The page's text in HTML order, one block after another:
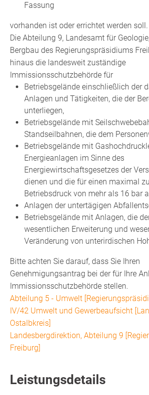
Fassung
vorhanden ist oder errichtet werden soll.
Die Abteilung 9, Landesamt für
Bergbau des Regierungspräsidiums
hinaus die landesweit zuständige
Immissionsschutzbehörde für
Betriebsgelände einschließlich der
Anlagen und Tätigkeiten, die der
unterliegen,
Betriebsgelände mit
Standseilbahnen, die dem
Betriebsgelände mit
Energieanlagen im Sinne des
Energiewirtschaftsgesetzes der
dienen und die für einen maximal
Betriebsdruck von mehr als 16 bar
Anlagen der untertägigen
Betriebsgelände mit Anlagen, die
wesentlichen Erweiterung und
Veränderung von unterirdischen
Bitte achten Sie darauf, dass Sie Ihren
Genehmigungsantrag bei der für Ihre
Immissionsschutzbehörde stellen.
Abteilung 5 - Umwelt
IV/42 Umwelt und Gewerbeaufsicht
Ostalbkreis]
Landesbergdirektion, Abteilung 9
Freiburg]
Leistungsdetails